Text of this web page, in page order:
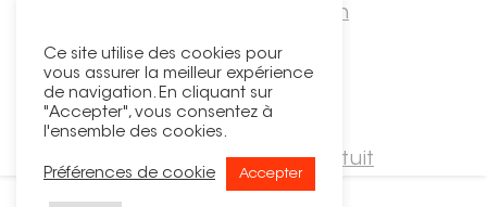
Guide rénovation
Suivez-nous !
Demander un devis gratuit
Ce site utilise des cookies pour
vous assurer la meilleur expérience
de navigation. En cliquant sur
"Accepter", vous consentez à
l'ensemble des cookies.
Préférences de cookie Accepter